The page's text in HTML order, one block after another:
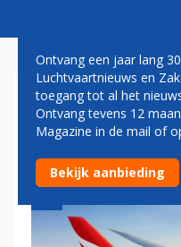
QANTAS
AUSTRALIË
Ontvang een jaar lang
Luchtvaartnieuws en
toegang tot al het
Ontvang tevens 12
Magazine in de mail of
Bekijk aanbieding